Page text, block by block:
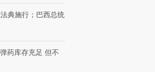
典施行；巴西总统
药库存充足 但不